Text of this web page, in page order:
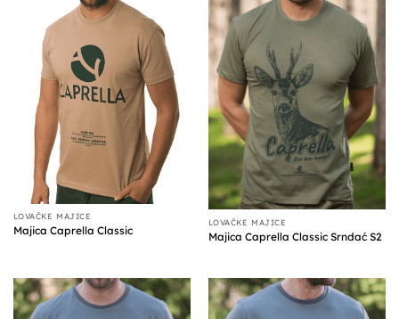
LOVAČKE MAJICE
Majica Caprella Classic
LOVAČKE MAJICE
Majica Caprella Classic Srndać S2